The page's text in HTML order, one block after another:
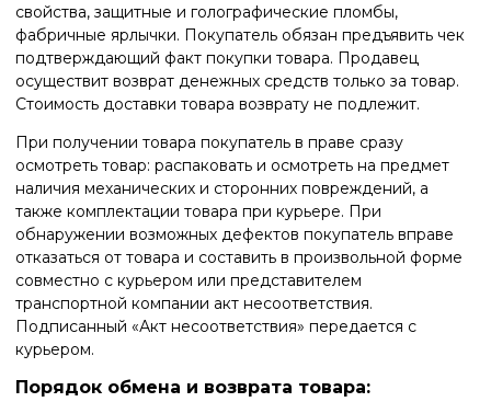
свойства, защитные и голографические пломбы,
фабричные ярлычки. Покупатель обязан предъявить чек
подтверждающий факт покупки товара. Продавец
осуществит возврат денежных средств только за товар.
Стоимость доставки товара возврату не подлежит.
При получении товара покупатель в праве сразу
осмотреть товар: распаковать и осмотреть на предмет
наличия механических и сторонних повреждений, а
также комплектации товара при курьере. При
обнаружении возможных дефектов покупатель вправе
отказаться от товара и составить в произвольной форме
совместно с курьером или представителем
транспортной компании акт несоответствия.
Подписанный «Акт несоответствия» передается с
курьером.
Порядок обмена и возврата товара: